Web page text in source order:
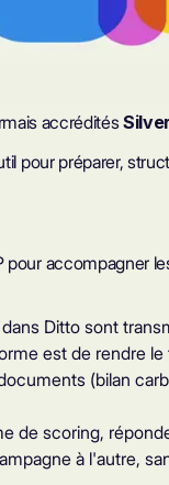
accrédités
pour préparer,
accompagner
Ditto sont
est de rendre
(bilan
de scoring,
à l'autre,